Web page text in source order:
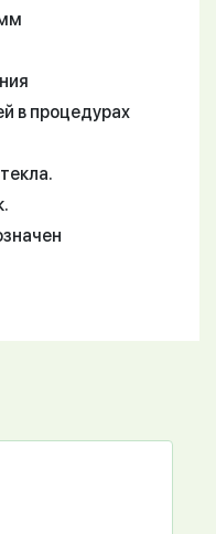
в процедурах